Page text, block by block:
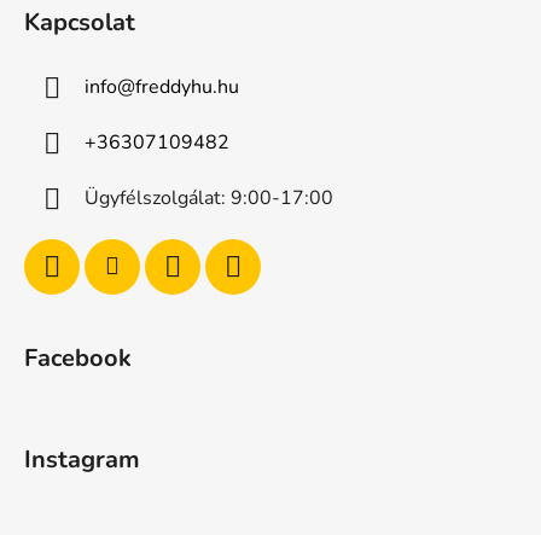
Kapcsolat
info@freddyhu.hu
+36307109482
Ügyfélszolgálat: 9:00-17:00
Facebook
Instagram